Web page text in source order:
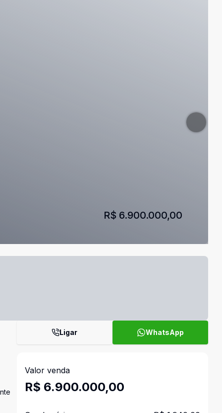
R$ 6.900.000,00
Ligar WhatsApp
Valor venda
R$ 6.900.000,00